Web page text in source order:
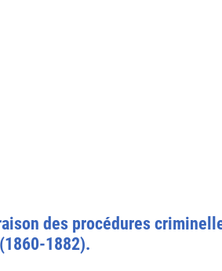
des procédures
1882).